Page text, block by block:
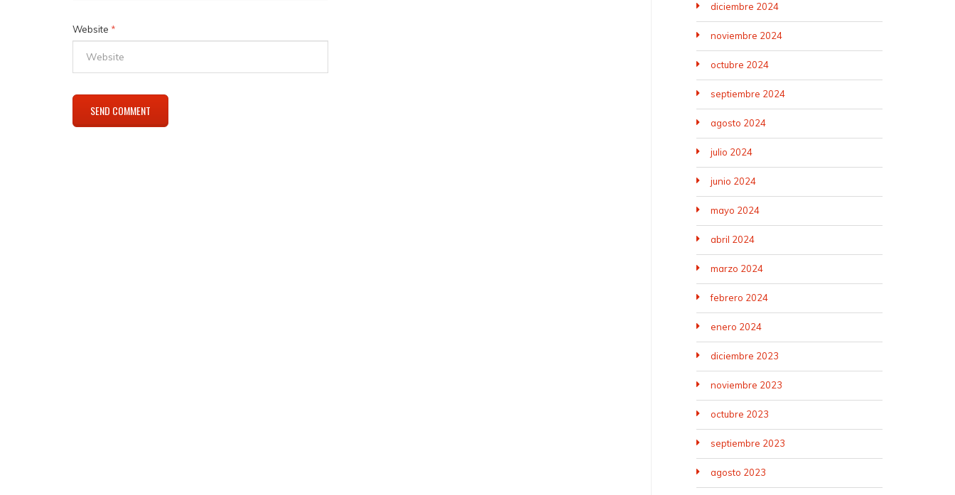
Website *
diciembre 2024
noviembre 2024
octubre 2024
septiembre 2024
agosto 2024
julio 2024
junio 2024
mayo 2024
abril 2024
marzo 2024
febrero 2024
enero 2024
diciembre 2023
noviembre 2023
octubre 2023
septiembre 2023
agosto 2023